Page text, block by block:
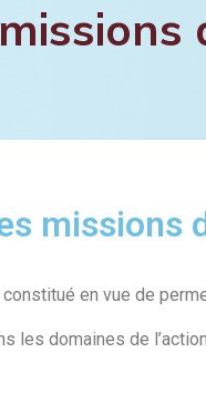
missions
en vue de
les domaines de